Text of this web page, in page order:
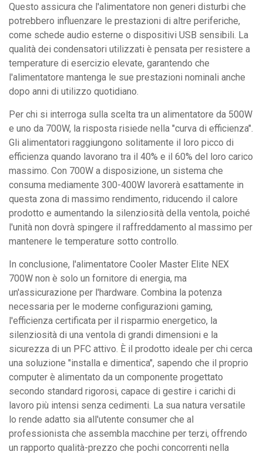
Questo assicura che l'alimentatore non generi disturbi che
potrebbero influenzare le prestazioni di altre periferiche,
come schede audio esterne o dispositivi USB sensibili. La
qualità dei condensatori utilizzati è pensata per resistere a
temperature di esercizio elevate, garantendo che
l'alimentatore mantenga le sue prestazioni nominali anche
dopo anni di utilizzo quotidiano.
Per chi si interroga sulla scelta tra un alimentatore da 500W
e uno da 700W, la risposta risiede nella "curva di efficienza".
Gli alimentatori raggiungono solitamente il loro picco di
efficienza quando lavorano tra il 40% e il 60% del loro carico
massimo. Con 700W a disposizione, un sistema che
consuma mediamente 300-400W lavorerà esattamente in
questa zona di massimo rendimento, riducendo il calore
prodotto e aumentando la silenziosità della ventola, poiché
l'unità non dovrà spingere il raffreddamento al massimo per
mantenere le temperature sotto controllo.
In conclusione, l'alimentatore Cooler Master Elite NEX
700W non è solo un fornitore di energia, ma
un'assicurazione per l'hardware. Combina la potenza
necessaria per le moderne configurazioni gaming,
l'efficienza certificata per il risparmio energetico, la
silenziosità di una ventola di grandi dimensioni e la
sicurezza di un PFC attivo. È il prodotto ideale per chi cerca
una soluzione "installa e dimentica", sapendo che il proprio
computer è alimentato da un componente progettato
secondo standard rigorosi, capace di gestire i carichi di
lavoro più intensi senza cedimenti. La sua natura versatile
lo rende adatto sia all'utente consumer che al
professionista che assembla macchine per terzi, offrendo
un rapporto qualità-prezzo che pochi concorrenti nella